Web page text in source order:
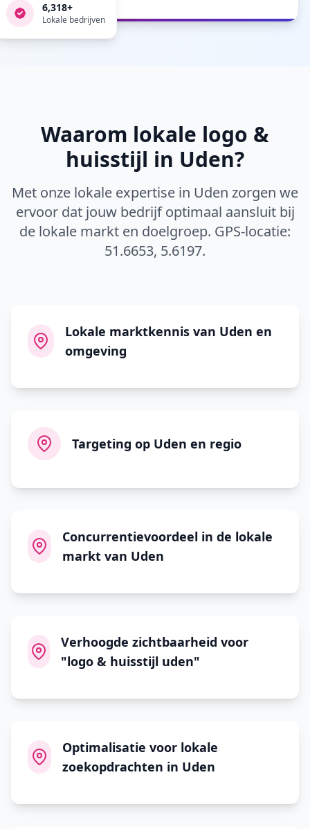
6,318+
Lokale bedrijven
Waarom lokale logo &
huisstijl in Uden?
Met onze lokale expertise in Uden zorgen we
ervoor dat jouw bedrijf optimaal aansluit bij
de lokale markt en doelgroep. GPS-locatie:
51.6653, 5.6197.
Lokale marktkennis van Uden en
omgeving
Targeting op Uden en regio
Concurrentievoordeel in de lokale
markt van Uden
Verhoogde zichtbaarheid voor
"logo & huisstijl uden"
Optimalisatie voor lokale
zoekopdrachten in Uden